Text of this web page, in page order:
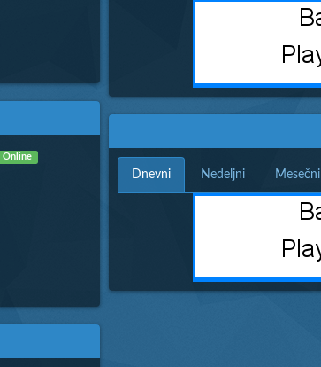
Online
Dnevni Nedeljni Mesečni